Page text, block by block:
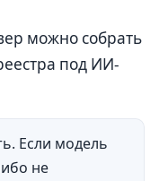
можно собрать
под ИИ-
Если модель
не